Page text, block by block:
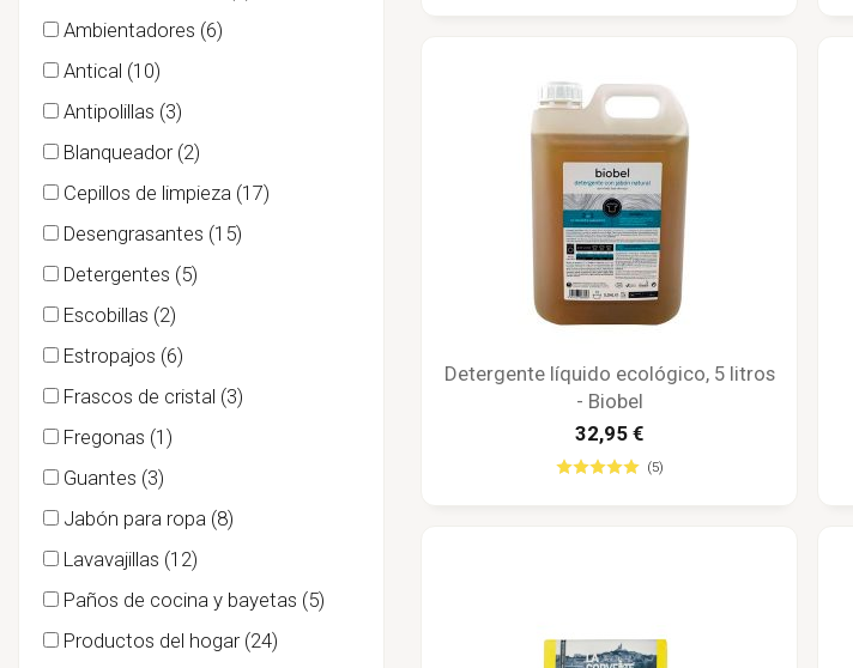
Detergente líquido ecológico, 5 litros
- Biobel
32,95 €
(5)
Ambientadores (6)
Antical (10)
Antipolillas (3)
Blanqueador (2)
Cepillos de limpieza (17)
Desengrasantes (15)
Detergentes (5)
Escobillas (2)
Estropajos (6)
Frascos de cristal (3)
Fregonas (1)
Guantes (3)
Jabón para ropa (8)
Lavavajillas (12)
Paños de cocina y bayetas (5)
Productos del hogar (24)